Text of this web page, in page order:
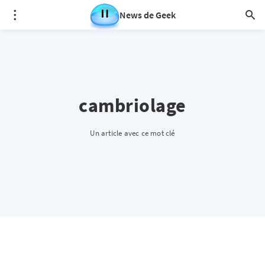
News de Geek
cambriolage
Un article avec ce mot clé